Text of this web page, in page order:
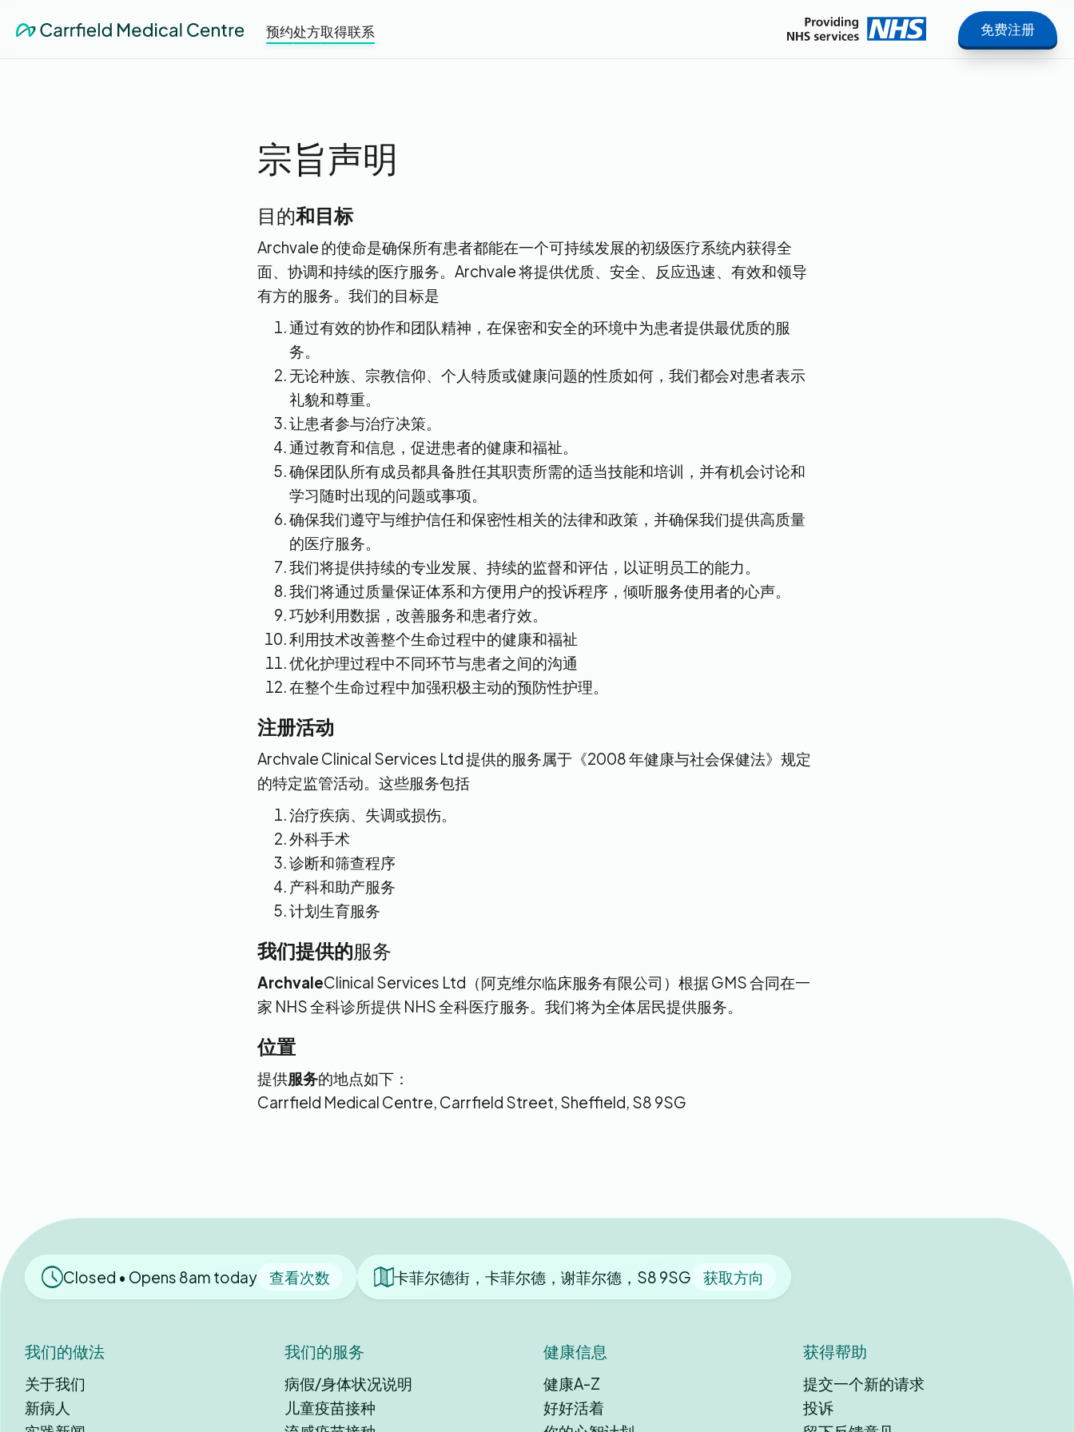
预约处方取得联系 免费注册
宗旨声明
目的和目标‍
Archvale 的使命是确保所有患者都能在一个可持续发展的初级医疗系统内获得全
面、协调和持续的医疗服务。Archvale 将提供优质、安全、反应迅速、有效和领导
有方的服务。我们的目标是
通过有效的协作和团队精神，在保密和安全的环境中为患者提供最优质的服
务。
无论种族、宗教信仰、个人特质或健康问题的性质如何，我们都会对患者表示
礼貌和尊重。
让患者参与治疗决策。
通过教育和信息，促进患者的健康和福祉。
确保团队所有成员都具备胜任其职责所需的适当技能和培训，并有机会讨论和
学习随时出现的问题或事项。
确保我们遵守与维护信任和保密性相关的法律和政策，并确保我们提供高质量
的医疗服务。
我们将提供持续的专业发展、持续的监督和评估，以证明员工的能力。
我们将通过质量保证体系和方便用户的投诉程序，倾听服务使用者的心声。
巧妙利用数据，改善服务和患者疗效。
利用技术改善整个生命过程中的健康和福祉
优化护理过程中不同环节与患者之间的沟通
在整个生命过程中加强积极主动的预防性护理。
注册活动‍
Archvale Clinical Services Ltd 提供的服务属于《2008 年健康与社会保健法》规定
的特定监管活动。这些服务包括
治疗疾病、失调或损伤。
外科手术
诊断和筛查程序
产科和助产服务
计划生育服务
我们提供的服务
‍ArchvaleClinical Services Ltd（阿克维尔临床服务有限公司）根据 GMS 合同在一
家 NHS 全科诊所提供 NHS 全科医疗服务。我们将为全体居民提供服务。
‍位置
提供服务的地点如下：
Carrfield Medical Centre, Carrfield Street, Sheffield, S8 9SG
Closed • Opens 8am today 查看次数 卡菲尔德街，卡菲尔德，谢菲尔德，S8 9SG 获取方向
我们的做法
关于我们
新病人
我们的服务
病假/身体状况说明
儿童疫苗接种
健康信息
健康A-Z
好好活着
获得帮助
提交一个新的请求
投诉